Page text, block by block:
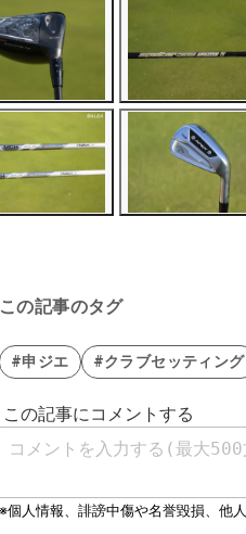
この記事のタグ
#申ジエ #クラブセッティング